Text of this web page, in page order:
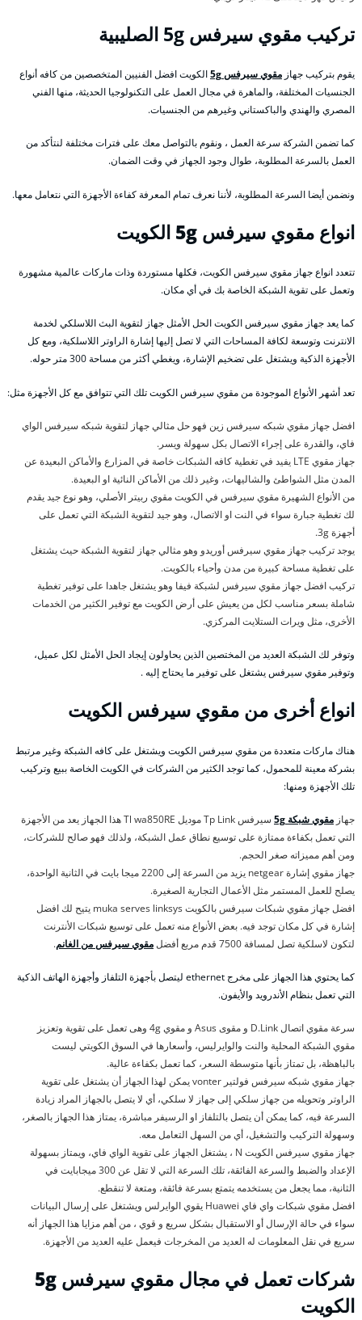
تركيب مقوي سيرفس 5g الصليبية
يقوم بتركيب جهاز مقوي سيرفس 5g
الكويت افضل الفنيين المتخصصين من كافه أنواع
الجنسيات المختلفة، والماهرة في مجال العمل على التكنولوجيا الحديثة، منها الفني
المصري والهندي والباكستاني وغيرهم من الجنسيات.
كما تضمن الشركة سرعة العمل ، ونقوم بالتواصل معك على فترات مختلفة لنتأكد من
العمل بالسرعة المطلوبة، طوال وجود الجهاز في وقت الضمان.
ونضمن أيضا السرعة المطلوبة، لأننا نعرف تمام المعرفة كفاءة الأجهزة التي نتعامل معها.
انواع مقوي سيرفس 5g الكويت
تتعدد انواع جهاز مقوي سيرفس الكويت، فكلها مستوردة وذات ماركات عالمية مشهورة
وتعمل على تقوية الشبكة الخاصة بك في أي مكان.
كما يعد جهاز مقوي سيرفس الكويت الحل الأمثل جهاز لتقوية البث اللاسلكي لخدمة
الانترنت وتوسعة لكافة المساحات التي لا تصل إليها إشارة الراوتر اللاسلكية، ومع كل
الأجهزة الذكية ويشتغل على تضخيم الإشارة، ويغطي أكثر من مساحة 300 متر حوله.
تعد أشهر الأنواع الموجودة من مقوي سيرفس الكويت تلك التي تتوافق مع كل الأجهزة مثل:
افضل جهاز مقوي شبكه سيرفس زين فهو حل مثالي جهاز لتقوية شبكه سيرفس الواي
فاي، والقدرة على إجراء الاتصال بكل سهولة ويسر.
جهاز مقوي LTE يفيد في تغطية كافه الشبكات خاصة في المزارع والأماكن البعيدة عن
المدن مثل الشواطئ والشاليهات، وغير ذلك من الأماكن النائية او البعيدة.
من الأنواع الشهيرة مقوي سيرفس في الكويت مقوي ربيتر الأصلي، وهو نوع جيد يقدم
لك تغطية جبارة سواء في النت او الاتصال، وهو جيد لتقوية الشبكة التي تعمل على
أجهزة 3g.
يوجد تركيب جهاز مقوي سيرفس أوريدو وهو مثالي جهاز لتقوية الشبكة حيث يشتغل
على تغطية مساحة كبيرة من مدن وأحياء بالكويت.
تركيب افضل جهاز مقوي سيرفس لشبكة فيفا وهو يشتغل جاهدا على توفير تغطية
شاملة بسعر مناسب لكل من يعيش على أرض الكويت مع توفير الكثير من الخدمات
الأخرى، مثل ويرات الستلايت المركزي.
وتوفر لك الشبكة العديد من المختصين الذين يحاولون إيجاد الحل الأمثل لكل عميل،
وتوفير مقوي سيرفس يشتغل على توفير ما يحتاج إليه .
انواع أخرى من مقوي سيرفس الكويت
هناك ماركات متعددة من مقوي سيرفس الكويت ويشتغل على كافه الشبكة وغير مرتبط
بشركة معينة للمحمول، كما توجد الكثير من الشركات في الكويت الخاصة ببيع وتركيب
تلك الأجهزة ومنها:
جهاز مقوي شبكة 5g
سيرفس Tp Link موديل Tl wa850RE هذا الجهاز يعد من الأجهزة
التي تعمل بكفاءة ممتازة على توسيع نطاق عمل الشبكة، ولذلك فهو صالح للشركات،
ومن أهم مميزاته صغر الحجم.
جهاز مقوي إشارة netgear يزيد من السرعة إلى 2200 ميجا بايت في الثانية الواحدة،
يصلح للعمل المستمر مثل الأعمال التجارية الصغيرة.
افضل جهاز مقوي شبكات سيرفس بالكويت muka serves linksys يتيح لك افضل
إشارة في كل مكان توجد فيه. بعض الأنواع منه تعمل على توسيع شبكات الأنترنت
لتكون لاسلكية تصل لمسافة 7500 قدم مربع أفضل
مقوي سيرفس من الغانم.
كما يحتوي هذا الجهاز على مخرج ethernet ليتصل بأجهزة التلفاز وأجهزة الهاتف الذكية
التي تعمل بنظام الأندرويد والأيفون.
سرعة مقوي اتصال D.Link و مقوى Asus و مقوي 4g وهى تعمل على تقوية وتعزيز
مقوي الشبكة المحلية والنت والوايرليس، وأسعارها في السوق الكويتي ليست
بالباهظة، بل تمتاز بأنها متوسطة السعر، كما تعمل بكفاءة عالية.
جهاز مقوي شبكه سيرفس فولتير vonter يمكن لهذا الجهاز أن يشتغل على تقوية
الراوتر وتحويله من جهاز سلكي إلى جهاز لا سلكي، أي لا يتصل بالجهاز المراد زيادة
السرعة فيه، كما يمكن أن يتصل بالتلفاز او الرسيفر مباشرة، يمتاز هذا الجهاز بالصغر،
وسهولة التركيب والتشغيل، أي من السهل التعامل معه.
جهاز مقوي سيرفس الكويت N ، يشتغل الجهاز على تقوية الواي فاي، ويمتاز بسهولة
الإعداد والضبط والسرعة الفائقة، تلك السرعة التي لا تقل عن 300 ميجابايت في
الثانية، مما يجعل من يستخدمه يتمتع بسرعة فائقة، ومتعة لا تنقطع.
افضل مقوي شبكات واي فاي Huawei يقوي الوايرلس ويشتغل على إرسال البيانات
سواء في حالة الإرسال أو الاستقبال بشكل سريع و قوي ، من أهم مزايا هذا الجهاز أنه
سريع في نقل المعلومات له العديد من المخرجات فيعمل عليه العديد من الأجهزة.
شركات تعمل في مجال مقوي سيرفس 5g
الكويت